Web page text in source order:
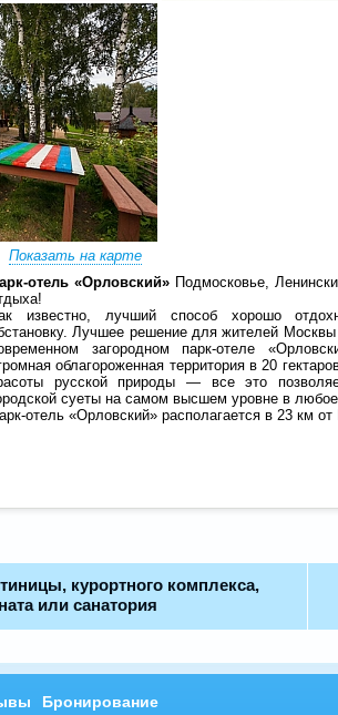
Показать на карте
отель «Орловский»Подмосковье,
известно, лучший способ хорошо
Лучшее решение для жителей
загородном парк-отеле
облагороженная территория в 20
русской природы — все это
суеты на самом высшем уровне в
отель «Орловский» располагается в 23 км
курортного комплекса,
или санатория
Бронирование